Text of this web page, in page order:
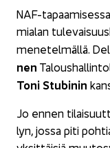
NAF-​
mia­lan
menetelmällä.
nen
Toni Stu­bi­nin
Jo ennen
lyn, jossa piti